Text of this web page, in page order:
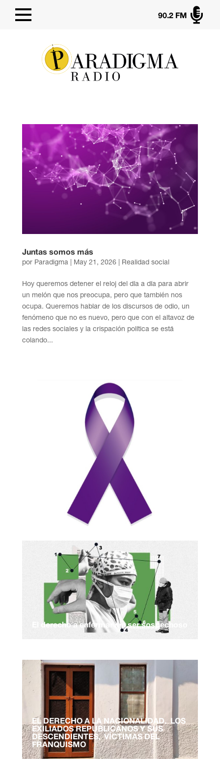

90.2 FM
Juntas somos más
por Paradigma| May 21, 2026| Realidad social
Hoy queremos detener el reloj del día a día para abrir
un melón que nos preocupa, pero que también nos
ocupa. Queremos hablar de los discursos de odio, un
fenómeno que no es nuevo, pero que con el altavoz de
las redes sociales y la crispación política se está
colando...
El derecho a enfermar sin ser sospechoso
EL DERECHO A LA NACIONALIDAD. LOS
EXILIADOS REPUBLICANOS Y SUS
DESCENDIENTES, VÍCTIMAS DEL
FRANQUISMO